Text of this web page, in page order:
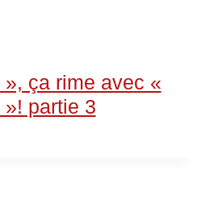
», ça rime avec «
»! partie 3